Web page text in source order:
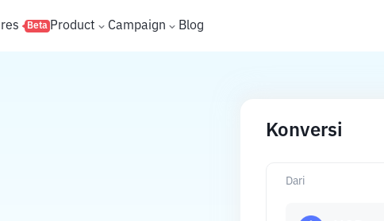
Beta Product Campaign Blog
Konversi
Dari